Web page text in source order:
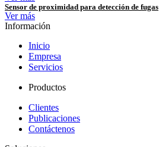
Sensor de proximidad para detección de fugas
Ver más
Información
Inicio
Empresa
Servicios
Productos
Clientes
Publicaciones
Contáctenos